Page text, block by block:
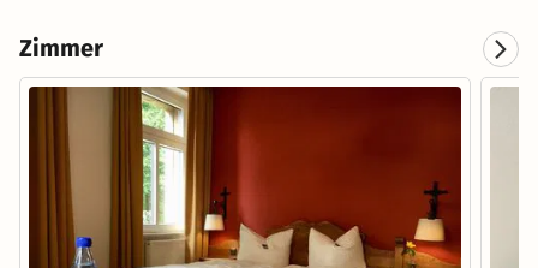
Zimmer